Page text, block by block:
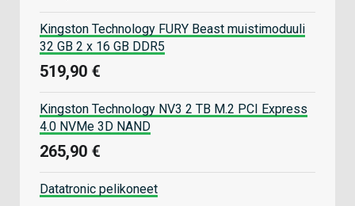
Kingston Technology FURY Beast muistimoduuli
32 GB 2 x 16 GB DDR5
519,90 €
Kingston Technology NV3 2 TB M.2 PCI Express
4.0 NVMe 3D NAND
265,90 €
Datatronic pelikoneet